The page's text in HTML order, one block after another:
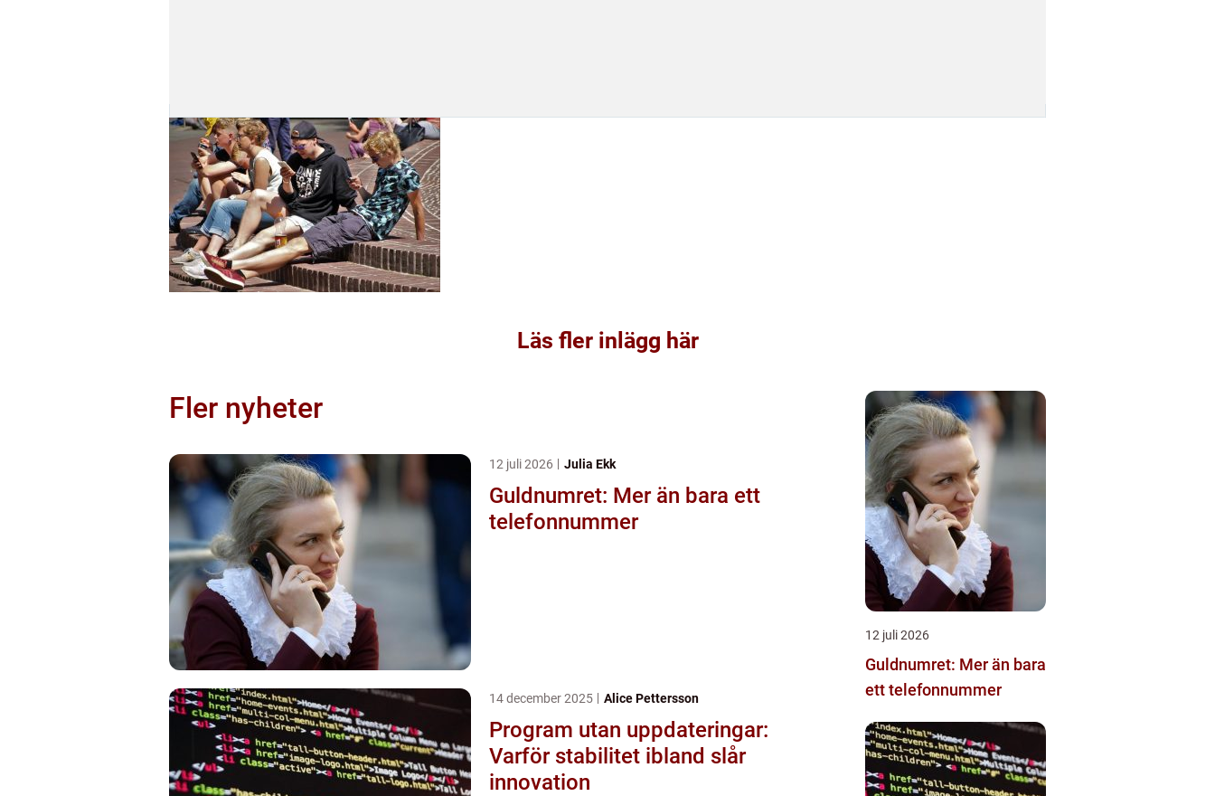
Läs fler inlägg här
Fler nyheter
12 juli 2026 Julia Ekk
Guldnumret: Mer än bara ett
telefonnummer
14 december 2025 Alice Pettersson
Program utan uppdateringar:
Varför stabilitet ibland slår
innovation
12 juli 2026
Guldnumret: Mer än bara
ett telefonnummer